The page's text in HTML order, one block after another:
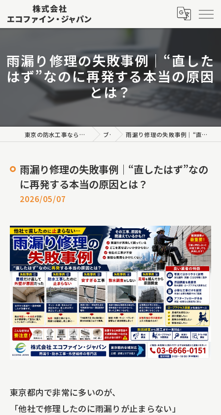
雨漏り修理の失敗事例｜“直した
はず”なのに再発する本当の原因
とは？
東京の防水工事なら株式会社エコファイン・ジャパン ブログ 雨漏り修理の失敗事例｜“直したはず”なのに再発する本当の原因とは？
雨漏り修理の失敗事例｜“直したはず”なの
に再発する本当の原因とは？
2026/05/07
東京都内で非常に多いのが、
「他社で修理したのに雨漏りが止まらない」